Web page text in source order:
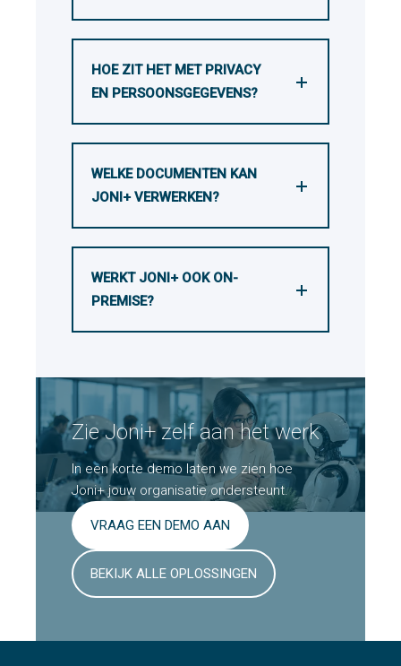
HOE ZIT HET MET PRIVACY
EN PERSOONSGEGEVENS?
WELKE DOCUMENTEN KAN
JONI+ VERWERKEN?
WERKT JONI+ OOK ON-
PREMISE?
Zie Joni+ zelf aan het werk
In een korte demo laten we zien hoe
Joni+ jouw organisatie ondersteunt.
VRAAG EEN DEMO AAN
BEKIJK ALLE OPLOSSINGEN